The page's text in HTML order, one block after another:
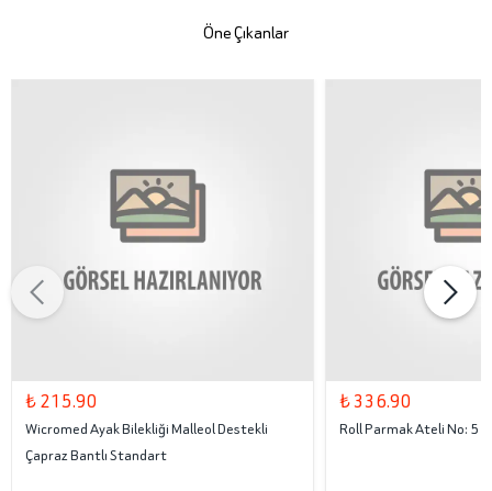
Öne Çıkanlar
₺ 215.90
Wicromed Ayak Bilekliği Malleol Destekli
Çapraz Bantlı Standart
₺ 336.90
Roll Parmak Ateli No: 5